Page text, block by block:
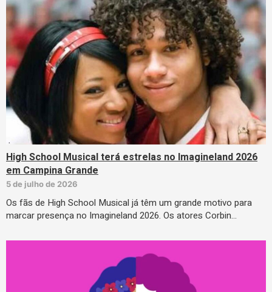
High School Musical terá estrelas no Imagineland 2026
em Campina Grande
5 de julho de 2026
Os fãs de High School Musical já têm um grande motivo para
marcar presença no Imagineland 2026. Os atores Corbin…